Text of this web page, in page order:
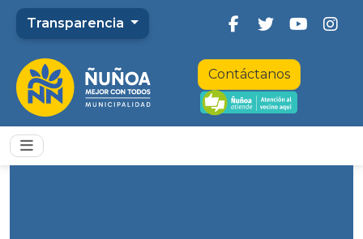
Transparencia
Contáctanos